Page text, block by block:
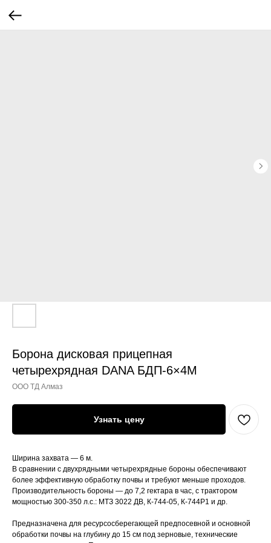
Борона дисковая прицепная
четырехрядная DANA БДП-6×4М
ООО ТД Алмаз
Узнать цену
Ширина захвата — 6 м.
В сравнении с двухрядными четырехрядные бороны обеспечивают
более эффективную обработку почвы и требуют меньше проходов.
Производительность бороны — до 7,2 гектара в час, с трактором
мощностью 300-350 л.с.: МТЗ 3022 ДВ, К-744-05, К-744Р1 и др.
Предназначена для ресурсосберегающей предпосевной и основной
обработки почвы на глубину до 15 см под зерновые, технические